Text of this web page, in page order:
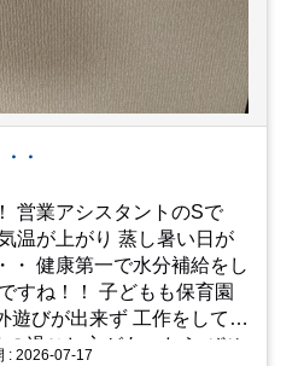
・
営業アシスタントのSで
をし
どもも保育園
遊びが出来ず 工作をしてい
: 2026-07-17